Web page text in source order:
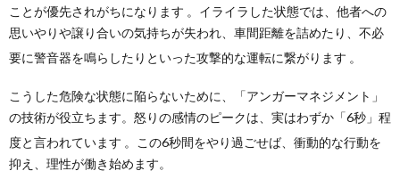
ことが優先されがちになります 。イライラした状態では、他者への
思いやりや譲り合いの気持ちが失われ、車間距離を詰めたり、不必
要に警音器を鳴らしたりといった攻撃的な運転に繋がります
こうした危険な状態に陥らないために、「アンガーマネジメント」
の技術が役立ちます。怒りの感情のピークは、実はわずか「6秒」程
度と言われています 。この6秒間をやり過ごせば、衝動的な行動を
抑え、理性が働き始めます。